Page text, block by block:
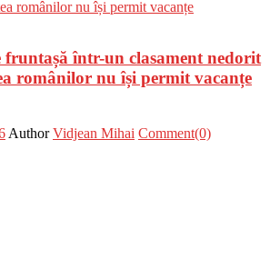
într-un clasament nedorit
românilor nu își permit vacanțe
Author Vidjean Mihai Comment(0)